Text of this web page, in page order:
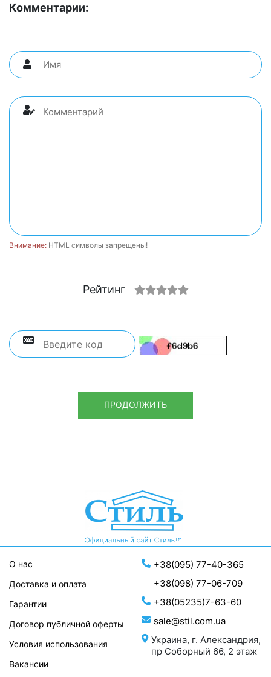
Комментарии:
Внимание: HTML символы запрещены!
Рейтинг
ПРОДОЛЖИТЬ
+38(095) 77-40-365
+38(098) 77-06-709
+38(05235)7-63-60
sale@stil.com.ua
Украина, г. Александрия,
пр Соборный 66, 2 этаж
О нас
Доставка и оплата
Гарантии
Договор публичной оферты
Условия использования
Вакансии